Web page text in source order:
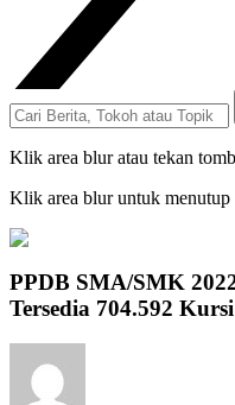
Klik area blur atau tekan
Klik area blur untuk
PPDB SMA/SMK
Tersedia 704.592 Kursi